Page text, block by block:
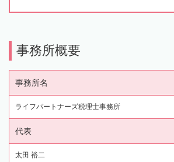
事務所概要
事務所名
ライフパートナーズ税理士事務所
代表
太田 裕二